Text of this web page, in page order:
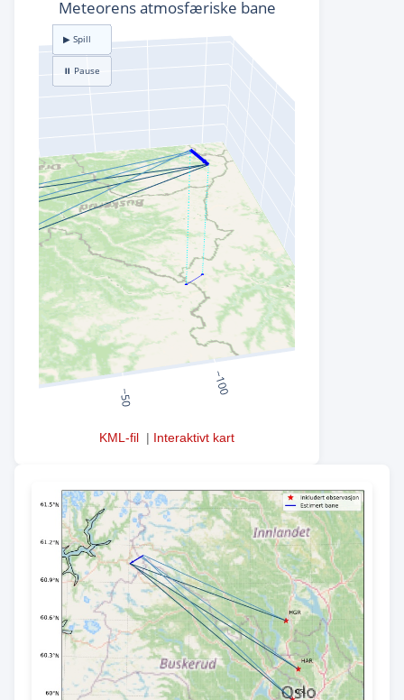
KML-fil | Interaktivt kart